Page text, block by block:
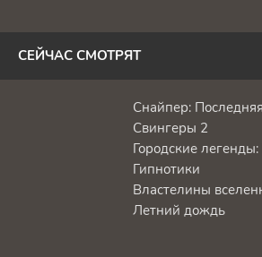
СЕЙЧАС СМОТРЯТ
Снайпер:
Свингеры 2
Городские
Гипнотики
Властелины
Летний дождь